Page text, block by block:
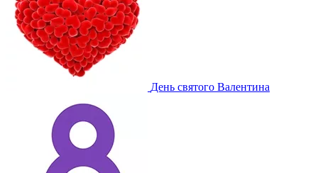
День святого Валентина